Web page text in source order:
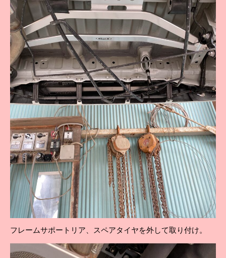
フレームサポートリア、スペアタイヤを外して取り付け。